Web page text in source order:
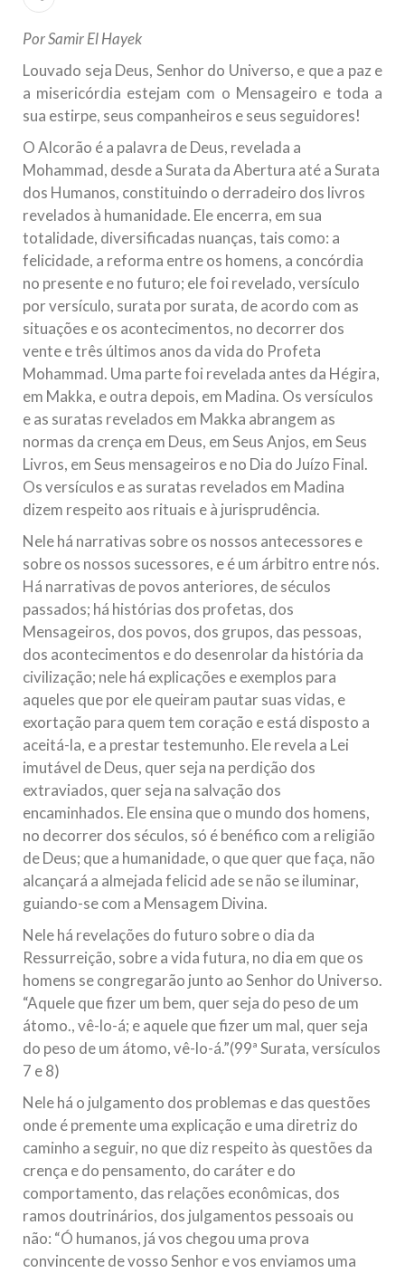
todos os irmãos e irmãs um novo
10 DE NOVEMBRO DE 2013
Falecimento do Imam Ali Ibn Al-Hussein
(A.S.)
Em nome de Deus, o Clemente, o Misericordioso! Diante da
muçulmanos, o Imam Ali Ibn Al-Hussein Ibn Ali Ibn Abi Táleb
(A.S.), conhecido por “Zein Al-Ábidin” (Formosura
NOTÍCIAS
3 DE JULHO DE 2014
Centro Islâmico no Brasil recebe o ex-
ministro das Relações Exteriores da
República Islâmica do Irã
Na noite da quinta-feira, 03 de Abril, o Centro Islâmico no
Brasil recebeu em sua sede, em São Paulo, o ex-ministro das
Relações Exteriores da República Islâmica do Irã, Sr. Kamal
Kharrazi, que encontra-se visitando
Por Samir El Hayek
Louvado seja Deus, Senhor do Universo, e que a paz e
a misericórdia estejam com o Mensageiro e toda a
sua estirpe, seus companheiros e seus seguidores!
O Alcorão é a palavra de Deus, revelada a
Mohammad, desde a Surata da Abertura até a Surata
dos Humanos, constituindo o derradeiro dos livros
revelados à humanidade. Ele encerra, em sua
totalidade, diversificadas nuanças, tais como: a
felicidade, a reforma entre os homens, a concórdia
no presente e no futuro; ele foi revelado, versículo
por versículo, surata por surata, de acordo com as
situações e os acontecimentos, no decorrer dos
vente e três últimos anos da vida do Profeta
Mohammad. Uma parte foi revelada antes da Hégira,
em Makka, e outra depois, em Madina. Os versículos
e as suratas revelados em Makka abrangem as
normas da crença em Deus, em Seus Anjos, em Seus
Livros, em Seus mensageiros e no Dia do Juízo Final.
Os versículos e as suratas revelados em Madina
dizem respeito aos rituais e à jurisprudência.
Nele há narrativas sobre os nossos antecessores e
sobre os nossos sucessores, e é um árbitro entre nós.
Há narrativas de povos anteriores, de séculos
passados; há histórias dos profetas, dos
Mensageiros, dos povos, dos grupos, das pessoas,
dos acontecimentos e do desenrolar da história da
civilização; nele há explicações e exemplos para
aqueles que por ele queiram pautar suas vidas, e
exortação para quem tem coração e está disposto a
aceitá-la, e a prestar testemunho. Ele revela a Lei
imutável de Deus, quer seja na perdição dos
extraviados, quer seja na salvação dos
encaminhados. Ele ensina que o mundo dos homens,
no decorrer dos séculos, só é benéfico com a religião
de Deus; que a humanidade, o que quer que faça, não
alcançará a almejada felicid ade se não se iluminar,
guiando-se com a Mensagem Divina.
Nele há revelações do futuro sobre o dia da
Ressurreição, sobre a vida futura, no dia em que os
homens se congregarão junto ao Senhor do Universo.
“Aquele que fizer um bem, quer seja do peso de um
átomo., vê-lo-á; e aquele que fizer um mal, quer seja
do peso de um átomo, vê-lo-á.”(99ª Surata, versículos
7 e 8)
Nele há o julgamento dos problemas e das questões
onde é premente uma explicação e uma diretriz do
caminho a seguir, no que diz respeito às questões da
crença e do pensamento, do caráter e do
comportamento, das relações econômicas, dos
ramos doutrinários, dos julgamentos pessoais ou
não: “Ó humanos, já vos chegou uma prova
convincente de vosso Senhor e vos enviamos uma